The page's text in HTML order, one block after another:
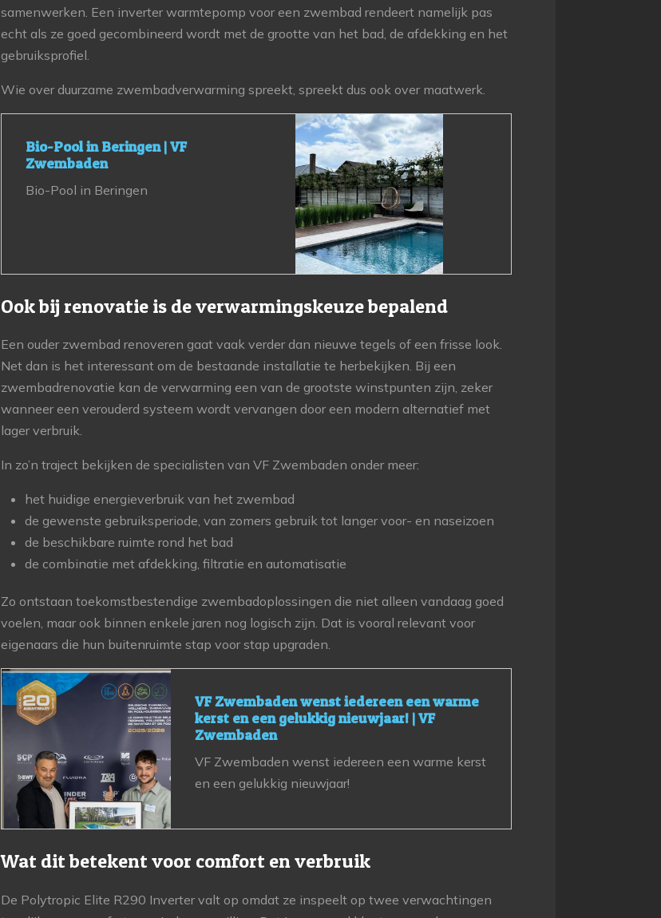
samenwerken. Een inverter warmtepomp voor een zwembad rendeert namelijk pas
echt als ze goed gecombineerd wordt met de grootte van het bad, de afdekking en het
gebruiksprofiel.
Wie over duurzame zwembadverwarming spreekt, spreekt dus ook over maatwerk.
Bio-Pool in Beringen | VF
Zwembaden
Bio-Pool in Beringen
Ook bij renovatie is de verwarmingskeuze bepalend
Een ouder zwembad renoveren gaat vaak verder dan nieuwe tegels of een frisse look.
Net dan is het interessant om de bestaande installatie te herbekijken. Bij een
zwembadrenovatie kan de verwarming een van de grootste winstpunten zijn, zeker
wanneer een verouderd systeem wordt vervangen door een modern alternatief met
lager verbruik.
In zo’n traject bekijken de specialisten van VF Zwembaden onder meer:
het huidige energieverbruik van het zwembad
de gewenste gebruiksperiode, van zomers gebruik tot langer voor- en naseizoen
de beschikbare ruimte rond het bad
de combinatie met afdekking, filtratie en automatisatie
Zo ontstaan toekomstbestendige zwembadoplossingen die niet alleen vandaag goed
voelen, maar ook binnen enkele jaren nog logisch zijn. Dat is vooral relevant voor
eigenaars die hun buitenruimte stap voor stap upgraden.
VF Zwembaden wenst iedereen een warme
kerst en een gelukkig nieuwjaar! | VF
Zwembaden
VF Zwembaden wenst iedereen een warme kerst
en een gelukkig nieuwjaar!
Wat dit betekent voor comfort en verbruik
De Polytropic Elite R290 Inverter valt op omdat ze inspeelt op twee verwachtingen